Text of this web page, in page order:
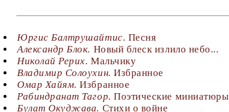
Юргис Балтрушайтис. Песня
Александр Блок. Новый блеск излило небо...
Николай Рерих. Мальчику
Владимир Солоухин.Избранное
Омар Хайям.Избранное
Рабиндранат Тагор.Поэтические миниатюры
Булат Окуджава. Стихи о войне